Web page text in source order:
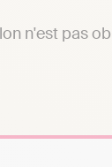
n'est pas